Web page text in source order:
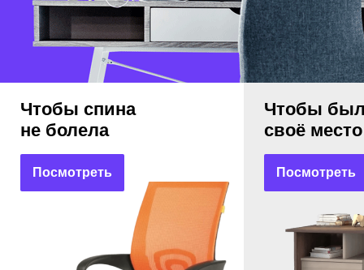
Чтобы спина
не болела
Посмотреть
Чтобы
своё место
Посмотреть